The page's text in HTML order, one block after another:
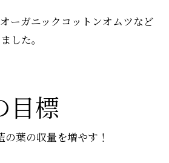
ーガニックコットンオムツなど
した。
目標
葉の収量を増やす！